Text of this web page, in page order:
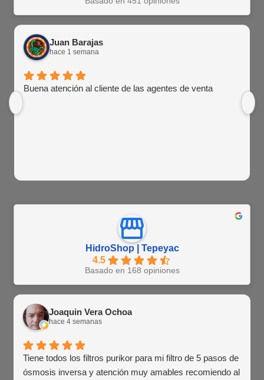
Juan Barajas
hace 1 semana
Buena atención al cliente de las agentes de venta
HidroShop | Tepeyac
4.5
Basado en 168 opiniones
Joaquin Vera Ochoa
hace 4 semanas
Tiene todos los filtros purikor para mi filtro de 5 pasos de
ósmosis inversa y atención muy amables recomiendo al